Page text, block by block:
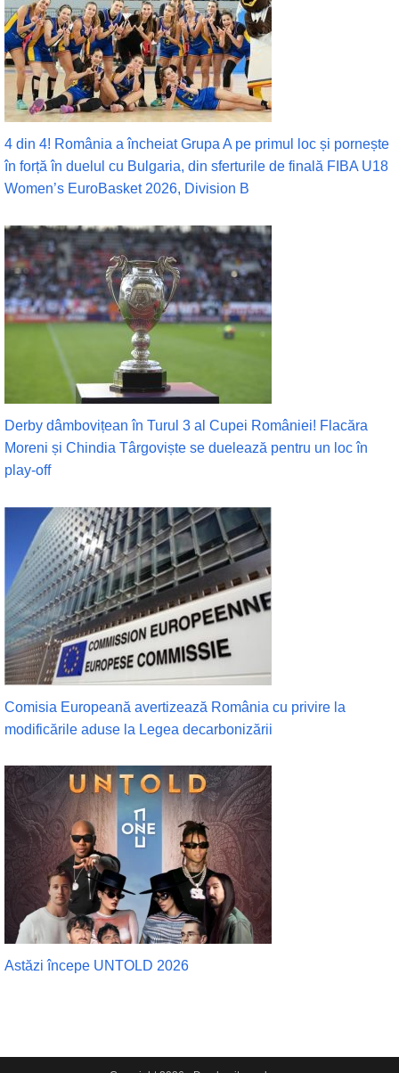
4 din 4! România a încheiat Grupa A pe primul loc și pornește
în forță în duelul cu Bulgaria, din sferturile de finală FIBA U18
Women’s EuroBasket 2026, Division B
Derby dâmbovițean în Turul 3 al Cupei României! Flacăra
Moreni și Chindia Târgoviște se duelează pentru un loc în
play-off
Comisia Europeană avertizează România cu privire la
modificările aduse la Legea decarbonizării
Astăzi începe UNTOLD 2026